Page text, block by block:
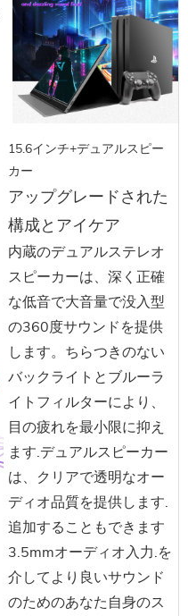
15.6インチ+デュアルスピー
カー
アップグレードされた
構成とアイケア
内蔵のデュアルステレオ
スピーカーは、深く正確
な低音で大音量で没入型
の360度サウンドを提供
します。ちらつきのない
バックライトとブルーラ
イトフィルターにより、
目の疲れを最小限に抑え
ます.デュアルスピーカー
は、クリアで透明なオー
ディオ品質を提供します.
追加することもできます
3.5mmオーディオ入力.を
介してより良いサウンド
のためのあなた自身のス